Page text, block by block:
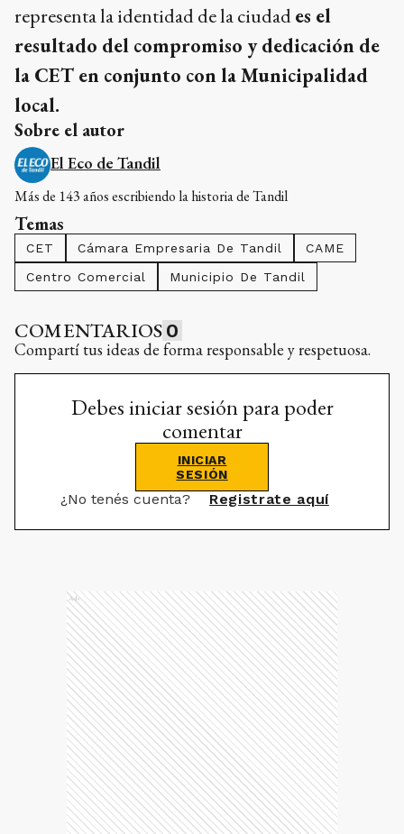
representa la identidad de la ciudades el
resultado del compromiso y dedicación de
la CET en conjunto con la Municipalidad
local.
Sobre el autor
El Eco de Tandil
Más de 143 años escribiendo la historia de Tandil
Temas
CET Cámara Empresaria De Tandil
CAME
Centro Comercial
Municipio De Tandil
COMENTARIOS 0
Compartí tus ideas de forma responsable y respetuosa.
Debes iniciar sesión para poder
comentar
INICIAR
SESIÓN
¿No tenés cuenta? Registrate aquí
Ads